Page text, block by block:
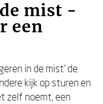
mist -
een
in de mist’ de
kijk op sturen en
zelf noemt, een